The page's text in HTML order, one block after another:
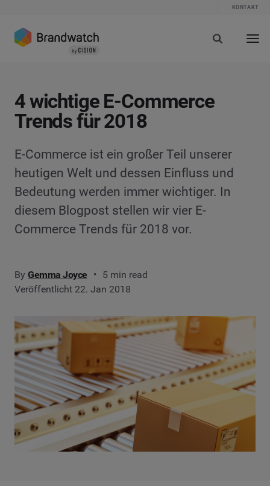
KONTAKT
4 wichtige E-Commerce
Trends für 2018
E-Commerce ist ein großer Teil unserer
heutigen Welt und dessen Einfluss und
Bedeutung werden immer wichtiger. In
diesem Blogpost stellen wir vier E-
Commerce Trends für 2018 vor.
By Gemma Joyce
5 min read
Veröffentlicht 22. Jan 2018